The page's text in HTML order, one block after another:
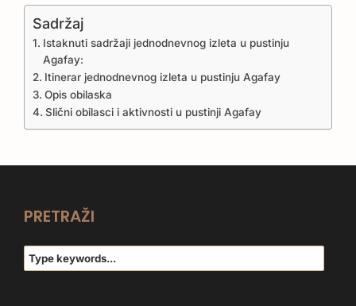
Sadržaj
Istaknuti sadržaji jednodnevnog izleta u pustinju
Agafay:
Itinerar jednodnevnog izleta u pustinju Agafay
Opis obilaska
Slični obilasci i aktivnosti u pustinji Agafay
PRETRAŽI